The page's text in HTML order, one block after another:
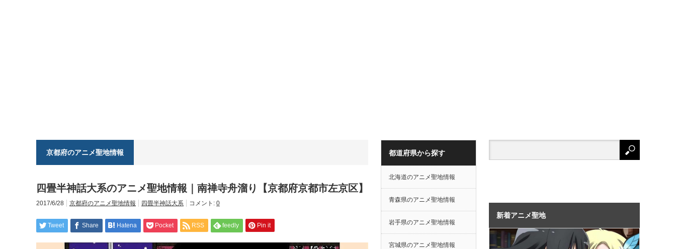
京都府のアニメ聖地情報
四畳半神話大系のアニメ聖地情報｜南禅寺舟溜り【京都府京都市左京区】
2017/6/28 京都府のアニメ聖地情報 四畳半神話大系 コメント: 0
Tweet Share Hatena Pocket RSS feedly Pin it
都道府県から探す
北海道のアニメ聖地情報
青森県のアニメ聖地情報
岩手県のアニメ聖地情報
宮城県のアニメ聖地情報
新着アニメ聖地